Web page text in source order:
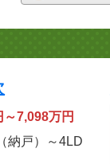
7,098万円
納戸）～4LD